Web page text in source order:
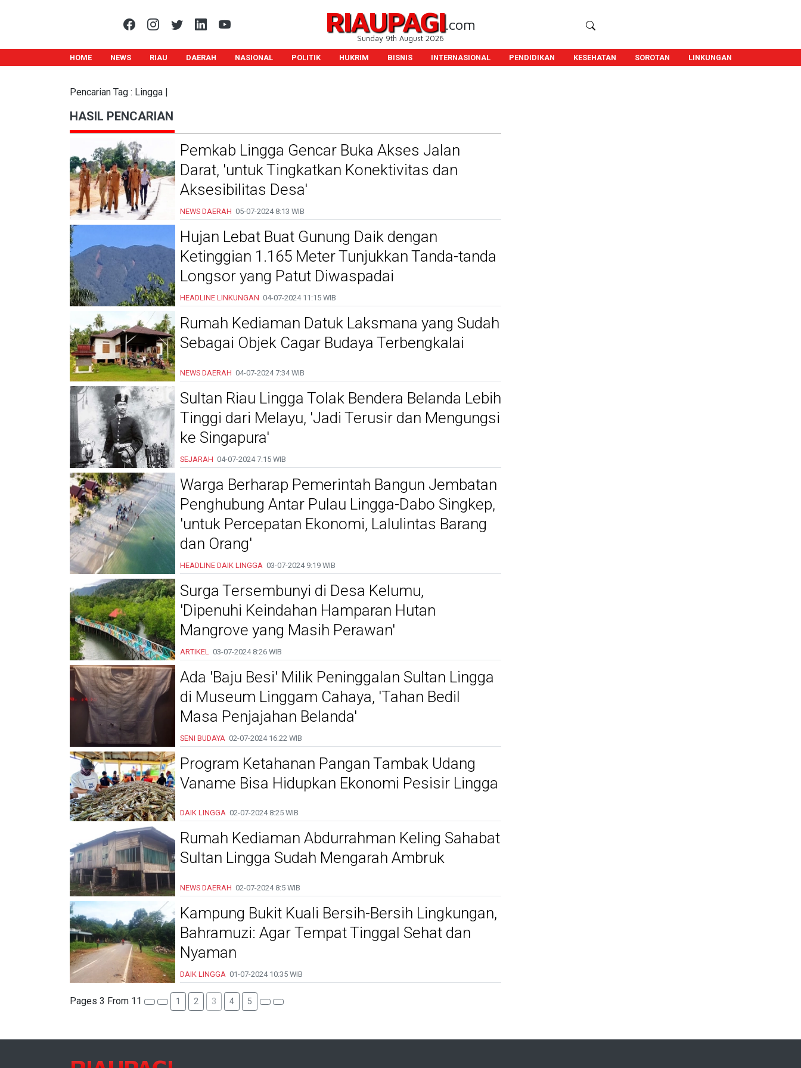
RIAUPAGI.com
Sunday 9th August 2026
HOME NEWS RIAU DAERAH NASIONAL POLITIK HUKRIM BISNIS INTERNASIONAL PENDIDIKAN KESEHATAN SOROTAN LINKUNGAN
Pencarian Tag : Lingga |
HASIL PENCARIAN
Pemkab Lingga Gencar Buka Akses Jalan
Darat, 'untuk Tingkatkan Konektivitas dan
Aksesibilitas Desa'
NEWS DAERAH 05-07-20248:13 WIB
Hujan Lebat Buat Gunung Daik dengan
Ketinggian 1.165 Meter Tunjukkan Tanda-tanda
Longsor yang Patut Diwaspadai
HEADLINE LINKUNGAN 04-07-202411:15 WIB
Rumah Kediaman Datuk Laksmana yang Sudah
Sebagai Objek Cagar Budaya Terbengkalai
NEWS DAERAH 04-07-20247:34 WIB
Sultan Riau Lingga Tolak Bendera Belanda Lebih
Tinggi dari Melayu, 'Jadi Terusir dan Mengungsi
ke Singapura'
SEJARAH 04-07-20247:15 WIB
Warga Berharap Pemerintah Bangun Jembatan
Penghubung Antar Pulau Lingga-Dabo Singkep,
'untuk Percepatan Ekonomi, Lalulintas Barang
dan Orang'
HEADLINE DAIK LINGGA 03-07-20249:19 WIB
Surga Tersembunyi di Desa Kelumu,
'Dipenuhi Keindahan Hamparan Hutan
Mangrove yang Masih Perawan'
ARTIKEL 03-07-20248:26 WIB
Ada 'Baju Besi' Milik Peninggalan Sultan Lingga
di Museum Linggam Cahaya, 'Tahan Bedil
Masa Penjajahan Belanda'
SENI BUDAYA 02-07-202416:22 WIB
Program Ketahanan Pangan Tambak Udang
Vaname Bisa Hidupkan Ekonomi Pesisir Lingga
DAIK LINGGA 02-07-20248:25 WIB
Rumah Kediaman Abdurrahman Keling Sahabat
Sultan Lingga Sudah Mengarah Ambruk
NEWS DAERAH 02-07-20248:5 WIB
Kampung Bukit Kuali Bersih-Bersih Lingkungan,
Bahramuzi: Agar Tempat Tinggal Sehat dan
Nyaman
DAIK LINGGA 01-07-202410:35 WIB
Pages 3 From 11 1 2 3 4 5